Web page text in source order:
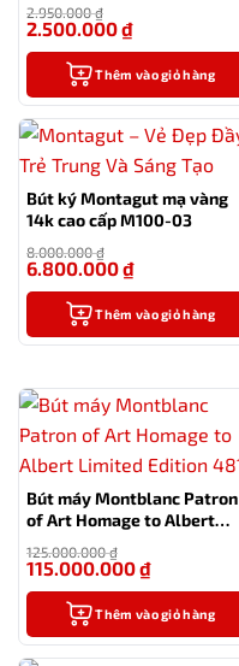
2.950.000₫
2.500.000₫
Thêm vào giỏ hàng
Bút ký Montagut mạ vàng
14k cao cấp M100-03
8.000.000₫
6.800.000₫
Thêm vào giỏ hàng
Bút máy Montblanc Patron
of Art Homage to Albert
Limited Edition 4810
125.000.000₫
115.000.000₫
Thêm vào giỏ hàng